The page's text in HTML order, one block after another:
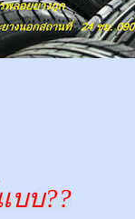
บบ??